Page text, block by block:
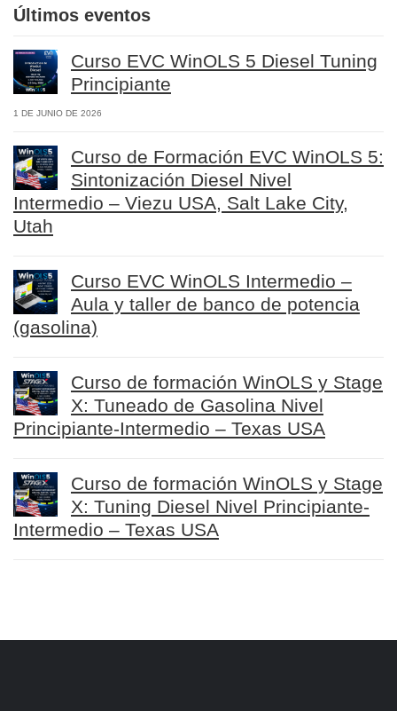
Últimos eventos
Curso EVC WinOLS 5 Diesel Tuning
Principiante
1 DE JUNIO DE 2026
Curso de Formación EVC WinOLS 5:
Sintonización Diesel Nivel
Intermedio – Viezu USA, Salt Lake City,
Utah
Curso EVC WinOLS Intermedio –
Aula y taller de banco de potencia
(gasolina)
Curso de formación WinOLS y Stage
X: Tuneado de Gasolina Nivel
Principiante-Intermedio – Texas USA
Curso de formación WinOLS y Stage
X: Tuning Diesel Nivel Principiante-
Intermedio – Texas USA